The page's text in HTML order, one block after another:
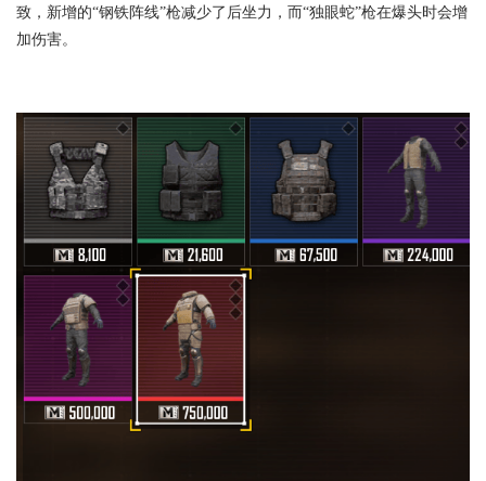
致，新增的“钢铁阵线”枪减少了后坐力，而“独眼蛇”枪在爆头时会增
加伤害。